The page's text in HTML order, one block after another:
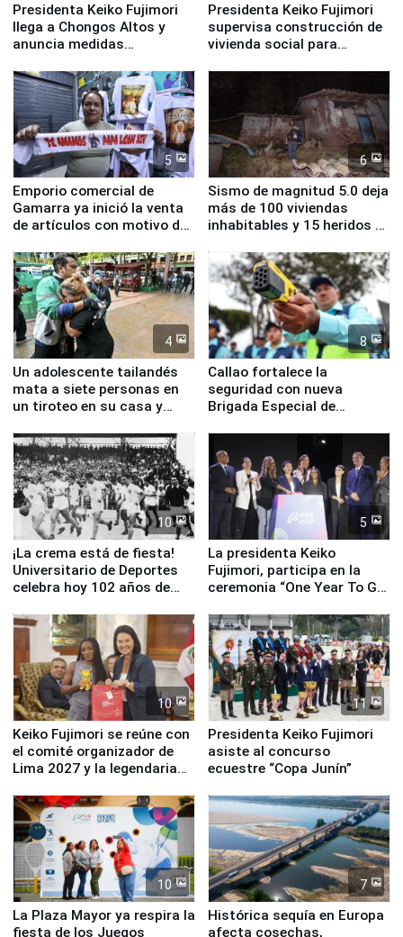
Presidenta Keiko Fujimori
llega a Chongos Altos y
anuncia medidas
educación, salud y empleo
Presidenta Keiko Fujimori
supervisa construcción de
vivienda social para
5
Emporio comercial de
Gamarra ya inició la venta
de artículos con motivo de
6
Sismo de magnitud 5.0 deja
más de 100 viviendas
inhabitables y 15 heridos en
4
Un adolescente tailandés
mata a siete personas en
un tiroteo en su casa y
8
Callao fortalece la
seguridad con nueva
Brigada Especial de
equipamiento para
Serenazgo
10
¡La crema está de fiesta!
Universitario de Deportes
celebra hoy 102 años de
5
La presidenta Keiko
Fujimori, participa en la
ceremonia “One Year To Go
10
Keiko Fujimori se reúne con
el comité organizador de
Lima 2027 y la legendaria
11
Presidenta Keiko Fujimori
asiste al concurso
ecuestre “Copa Junín”
10
La Plaza Mayor ya respira la
fiesta de los Juegos
7
Histórica sequía en Europa
afecta cosechas,